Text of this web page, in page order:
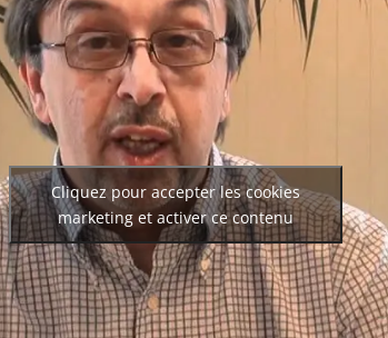
Cliquez pour accepter les cookies
marketing et activer ce contenu